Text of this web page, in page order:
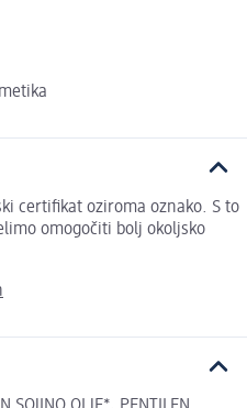
certifikat oziroma oznako. S to
omogočiti bolj okoljsko